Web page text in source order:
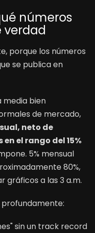
números
verdad
porque los números
se publica en
media bien
de mercado,
neto de
el rango del 15%
5% mensual
80%,
gráficos a las 3 a.m.
sin un track record